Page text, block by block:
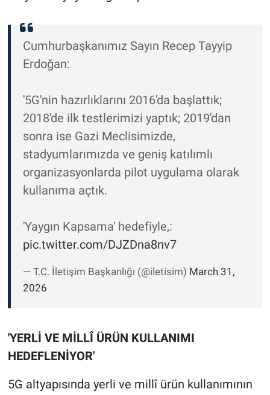
Cumhurbaşkanımız Sayın Recep Tayyip
Erdoğan:
'5G'nin hazırlıklarını 2016'da başlattık;
2018'de ilk testlerimizi yaptık; 2019'dan
sonra ise Gazi Meclisimizde,
stadyumlarımızda ve geniş katılımlı
organizasyonlarda pilot uygulama olarak
kullanıma açtık.
'Yaygın Kapsama' hedefiyle,:
pic.twitter.com/DJZDna8nv7
— T.C. İletişim Başkanlığı (@iletisim) March 31,
2026
'YERLİ VE MİLLÎ ÜRÜN KULLANIMI
HEDEFLENİYOR'
5G altyapısında yerli ve millî ürün kullanımının